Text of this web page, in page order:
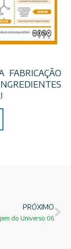
FABRICAÇÃO
PRÓXIMO
do Universo 06